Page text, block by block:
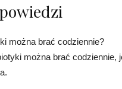
można brać codziennie?
można brać